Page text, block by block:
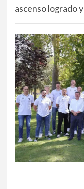
ascenso logrado